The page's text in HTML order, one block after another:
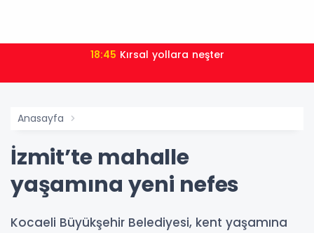
18:45 Kırsal yollara neşter
Anasayfa
İzmit’te mahalle
yaşamına yeni nefes
Kocaeli Büyükşehir Belediyesi, kent yaşamına